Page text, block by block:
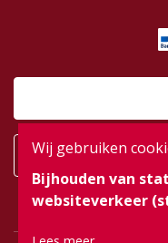
Wij gebruiken
Bijhouden van
websiteverkeer